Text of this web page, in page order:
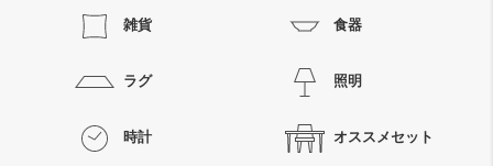
雑貨 食器
ラグ 照明
時計 オススメセット